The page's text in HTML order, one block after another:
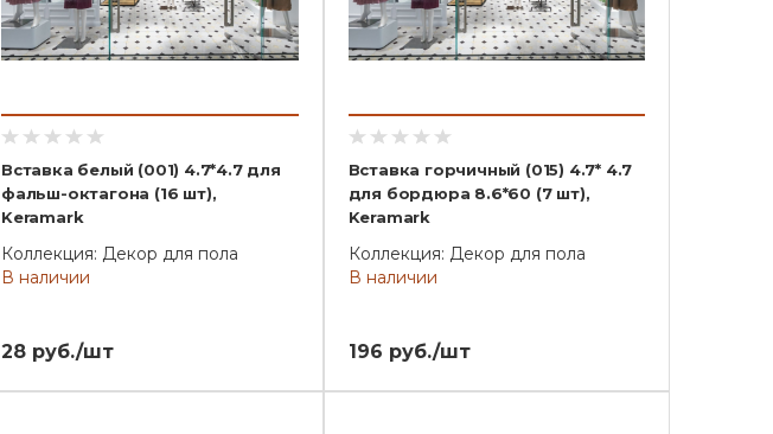
Вставка белый (001) 4.7*4.7 для
фальш-октагона (16 шт),
Keramark
Коллекция: Декор для пола
В наличии
28 руб./шт
Вставка горчичный (015) 4.7* 4.7
для бордюра 8.6*60 (7 шт),
Keramark
Коллекция: Декор для пола
В наличии
196 руб./шт